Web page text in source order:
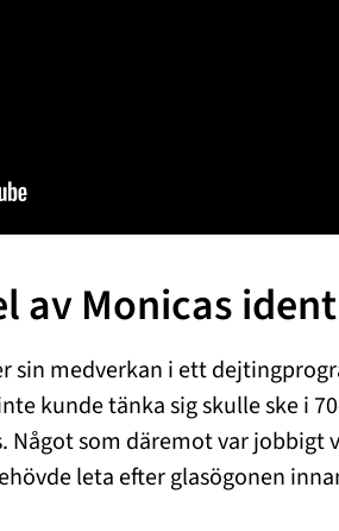
av Monicas
sin medverkan i ett
kunde tänka sig skulle ske i
som däremot var jobbigt
leta efter glasögonen